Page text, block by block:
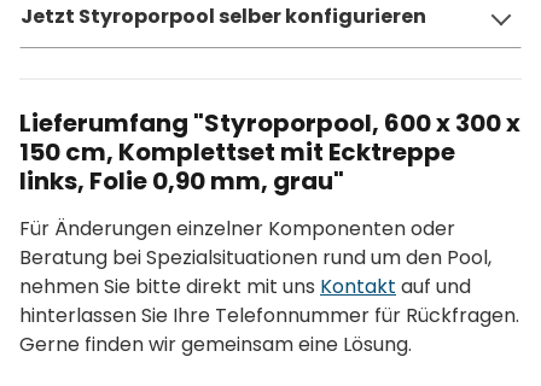
Jetzt Styroporpool selber konfigurieren
Lieferumfang "Styroporpool, 600 x 300 x
150 cm, Komplettset mit Ecktreppe
links, Folie 0,90 mm, grau"
Für Änderungen einzelner Komponenten oder
Beratung bei Spezialsituationen rund um den Pool,
nehmen Sie bitte direkt mit uns Kontakt auf und
hinterlassen Sie Ihre Telefonnummer für Rückfragen.
Gerne finden wir gemeinsam eine Lösung.